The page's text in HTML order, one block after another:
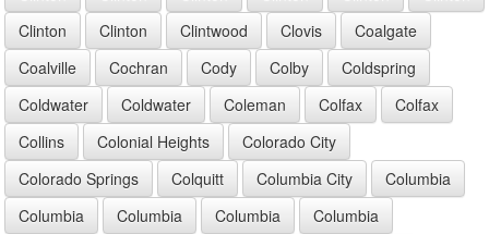
Clinton
Clinton Clintwood Clovis
Coalgate
Coalville
Cochran Cody Colby
Coldspring
Coldwater
Coldwater Coleman Colfax
Colfax
Collins
Colonial Heights
Colorado City
Colorado Springs
Colquitt Columbia City
Columbia
Columbia
Columbia Columbia
Columbia